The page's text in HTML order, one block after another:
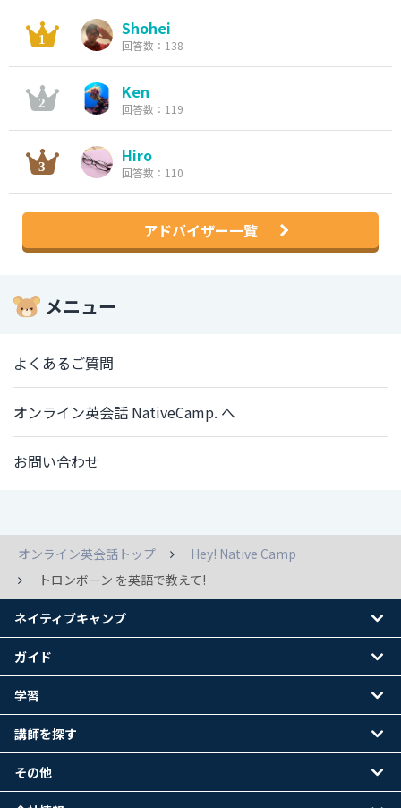
Shohei
回答数：138
Ken
回答数：119
Hiro
回答数：110
アドバイザー一覧
メニュー
よくあるご質問
オンライン英会話 NativeCamp. へ
お問い合わせ
オンライン英会話トップ
Hey! Native Camp
トロンボーン を英語で教えて!
ネイティブキャンプ
ガイド
学習
講師を探す
その他